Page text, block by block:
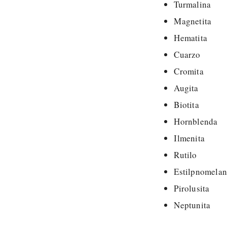
Turmalina
Magnetita
Hematita
Cuarzo
Cromita
Augita
Biotita
Hornblenda
Ilmenita
Rutilo
Pirolusita
Neptunita